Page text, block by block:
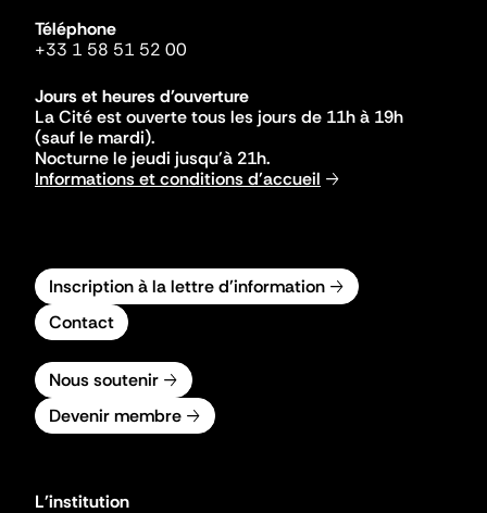
Téléphone
+33 1 58 51 52 00
Jours et heures d'ouverture
La Cité est ouverte tous les jours de 11h à 19h
(sauf le mardi).
Nocturne le jeudi jusqu'à 21h.
Informations et conditions d'accueil
Inscription à la lettre d'information
Contact
Nous soutenir
Devenir membre
L'institution